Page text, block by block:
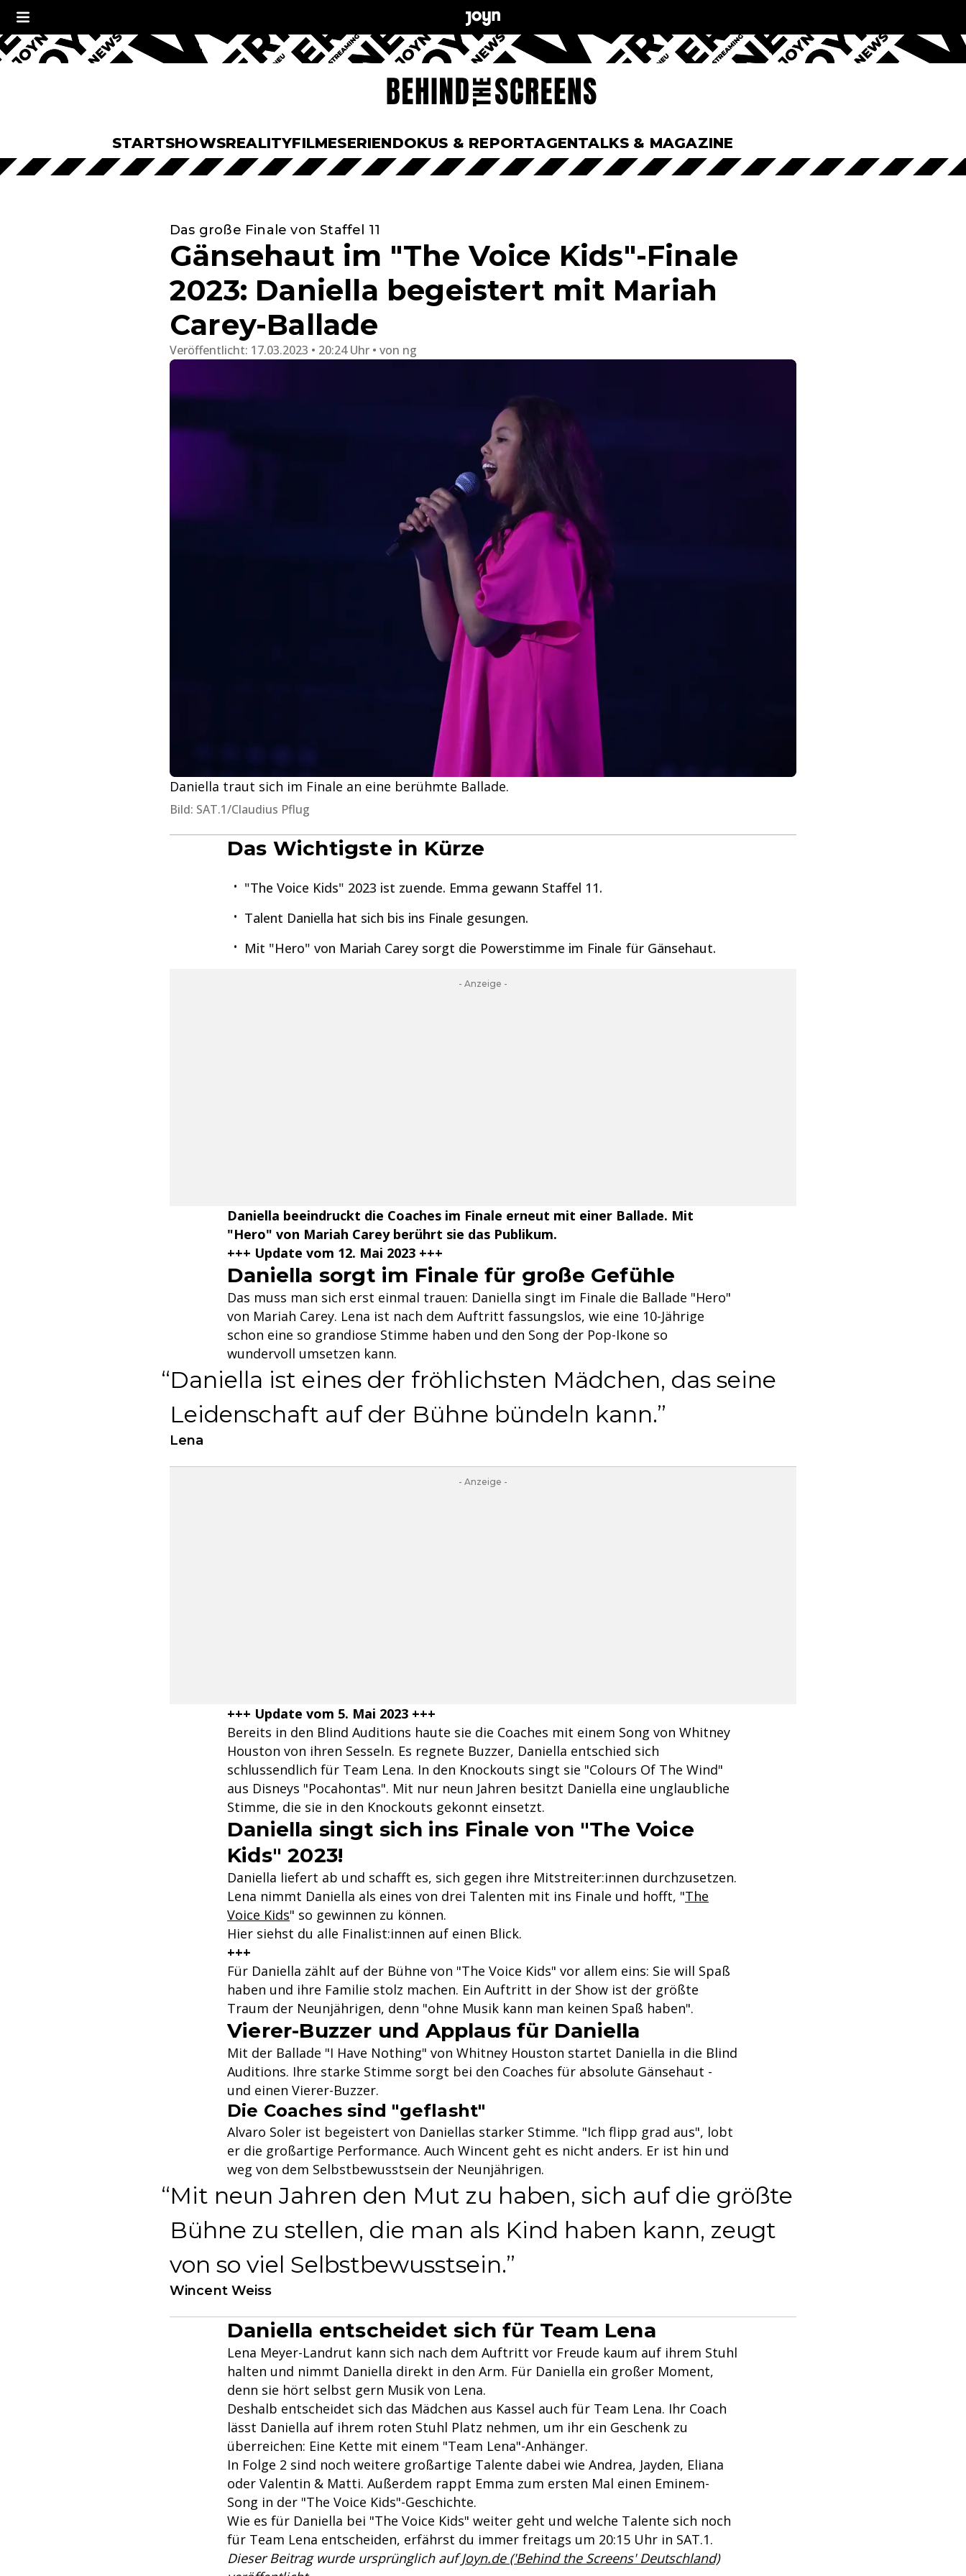
STARTSHOWSREALITYFILMESERIENDOKUS & REPORTAGENTALKS & MAGAZINE
Das große Finale von Staffel 11
Gänsehaut im "The Voice Kids"-Finale
2023: Daniella begeistert mit Mariah
Carey-Ballade
Veröffentlicht: 17.03.2023 • 20:24 Uhr von ng
Daniella traut sich im Finale an eine berühmte Ballade.
Bild: SAT.1/Claudius Pflug
Das Wichtigste in Kürze
"The Voice Kids" 2023 ist zuende. Emma gewann Staffel 11.
Talent Daniella hat sich bis ins Finale gesungen.
Mit "Hero" von Mariah Carey sorgt die Powerstimme im Finale für Gänsehaut.
- Anzeige -
Daniella beeindruckt die Coaches im Finale erneut mit einer Ballade. Mit
"Hero" von Mariah Carey berührt sie das Publikum.
+++ Update vom 12. Mai 2023 +++
Daniella sorgt im Finale für große Gefühle
Das muss man sich erst einmal trauen: Daniella singt im Finale die Ballade "Hero"
von Mariah Carey. Lena ist nach dem Auftritt fassungslos, wie eine 10-Jährige
schon eine so grandiose Stimme haben und den Song der Pop-Ikone so
wundervoll umsetzen kann.
Daniella ist eines der fröhlichsten Mädchen, das seine
Leidenschaft auf der Bühne bündeln kann.
Lena
- Anzeige -
+++ Update vom 5. Mai 2023 +++
Bereits in den Blind Auditions haute sie die Coaches mit einem Song von Whitney
Houston von ihren Sesseln. Es regnete Buzzer, Daniella entschied sich
schlussendlich für Team Lena. In den Knockouts singt sie "Colours Of The Wind"
aus Disneys "Pocahontas". Mit nur neun Jahren besitzt Daniella eine unglaubliche
Stimme, die sie in den Knockouts gekonnt einsetzt.
Daniella singt sich ins Finale von "The Voice
Kids" 2023!
Daniella liefert ab und schafft es, sich gegen ihre Mitstreiter:innen durchzusetzen.
Lena nimmt Daniella als eines von drei Talenten mit ins Finale und hofft, "The
Voice Kids" so gewinnen zu können.
Hier siehst du alle Finalist:innen auf einen Blick.
+++
Für Daniella zählt auf der Bühne von "The Voice Kids" vor allem eins: Sie will Spaß
haben und ihre Familie stolz machen. Ein Auftritt in der Show ist der größte
Traum der Neunjährigen, denn "ohne Musik kann man keinen Spaß haben".
Vierer-Buzzer und Applaus für Daniella
Mit der Ballade "I Have Nothing" von Whitney Houston startet Daniella in die Blind
Auditions. Ihre starke Stimme sorgt bei den Coaches für absolute Gänsehaut -
und einen Vierer-Buzzer.
Die Coaches sind "geflasht"
Alvaro Soler ist begeistert von Daniellas starker Stimme. "Ich flipp grad aus", lobt
er die großartige Performance. Auch Wincent geht es nicht anders. Er ist hin und
weg von dem Selbstbewusstsein der Neunjährigen.
Mit neun Jahren den Mut zu haben, sich auf die größte
Bühne zu stellen, die man als Kind haben kann, zeugt
von so viel Selbstbewusstsein.
Wincent Weiss
Daniella entscheidet sich für Team Lena
Lena Meyer-Landrut kann sich nach dem Auftritt vor Freude kaum auf ihrem Stuhl
halten und nimmt Daniella direkt in den Arm. Für Daniella ein großer Moment,
denn sie hört selbst gern Musik von Lena.
Deshalb entscheidet sich das Mädchen aus Kassel auch für Team Lena. Ihr Coach
lässt Daniella auf ihrem roten Stuhl Platz nehmen, um ihr ein Geschenk zu
überreichen: Eine Kette mit einem "Team Lena"-Anhänger.
In Folge 2 sind noch weitere großartige Talente dabei wie Andrea, Jayden, Eliana
oder Valentin & Matti. Außerdem rappt Emma zum ersten Mal einen Eminem-
Song in der "The Voice Kids"-Geschichte.
Wie es für Daniella bei "The Voice Kids" weiter geht und welche Talente sich noch
für Team Lena entscheiden, erfährst du immer freitags um 20:15 Uhr in SAT.1.
Dieser Beitrag wurde ursprünglich aufJoyn.de ('Behind the Screens' Deutschland)